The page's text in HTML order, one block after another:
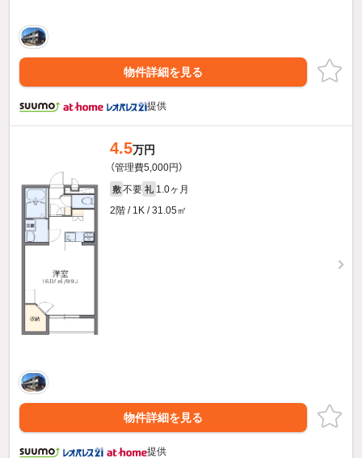
物件詳細を見る
提供
4.5万円
（管理費5,000円）
敷 不要 礼 1.0ヶ月
2階 / 1K / 31.05㎡
物件詳細を見る
提供